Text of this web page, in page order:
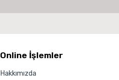
Online İşlemler
Hakkımızda